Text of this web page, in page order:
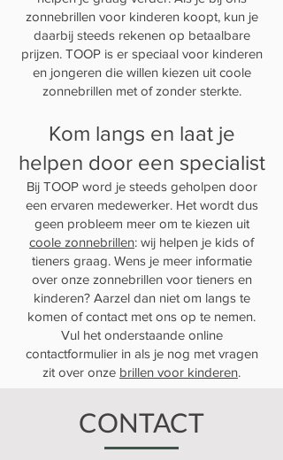
zonnebrillen voor kinderen koopt, kun je
daarbij steeds rekenen op betaalbare
prijzen. TOOP is er speciaal voor kinderen
en jongeren die willen kiezen uit coole
zonnebrillen met of zonder sterkte.
Kom langs en laat je
helpen door een specialist
Bij TOOP word je steeds geholpen door
een ervaren medewerker. Het wordt dus
geen probleem meer om te kiezen uit
coole zonnebrillen: wij helpen je kids of
tieners graag. Wens je meer informatie
over onze zonnebrillen voor tieners en
kinderen? Aarzel dan niet om langs te
komen of contact met ons op te nemen.
Vul het onderstaande online
contactformulier in als je nog met vragen
zit over onze brillen voor kinderen.
CONTACT